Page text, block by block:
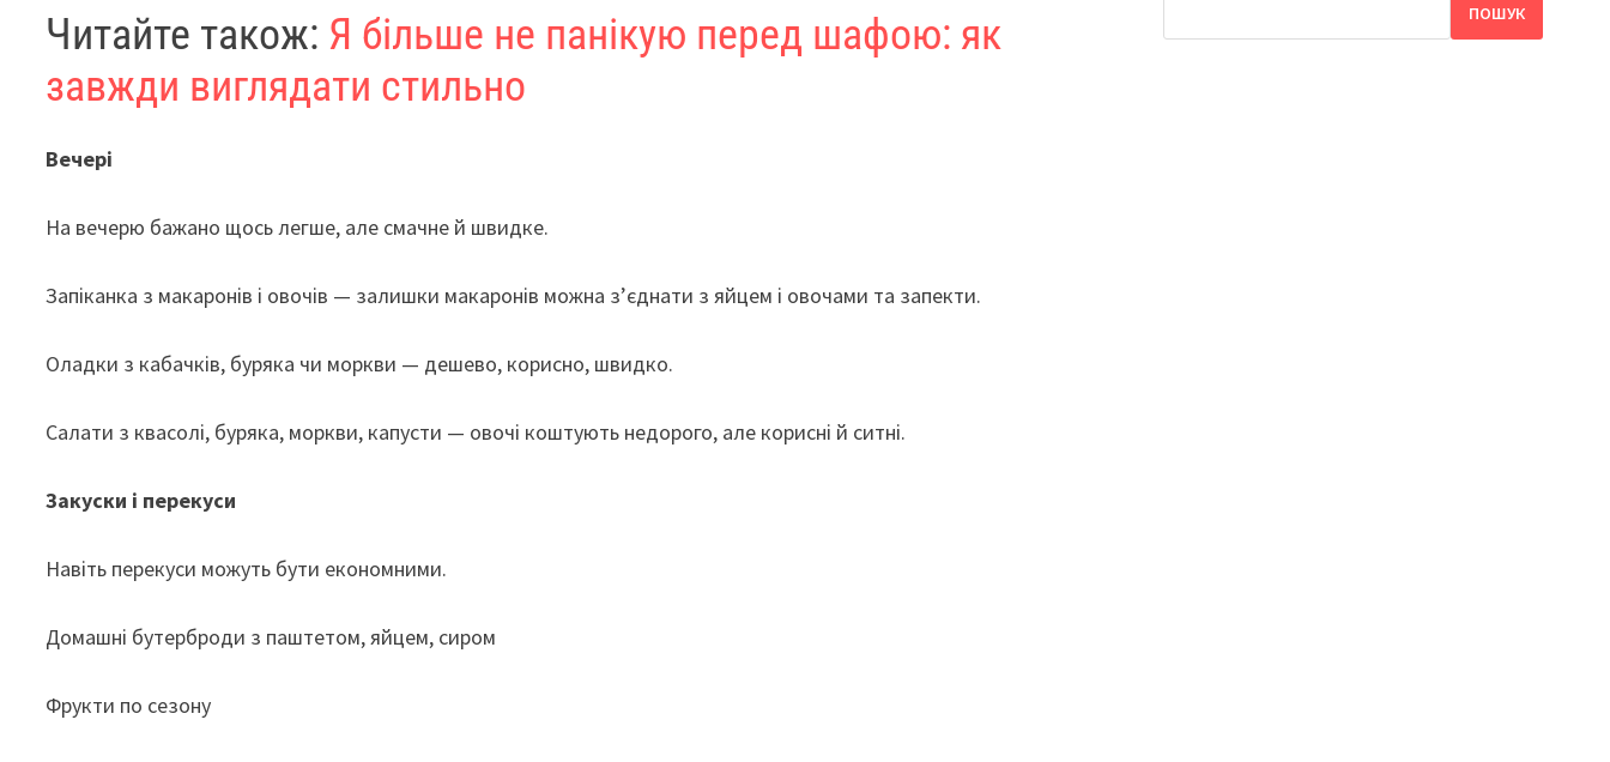
Читайте також: Я більше не панікую перед шафою: як
завжди виглядати стильно
Вечері
На вечерю бажано щось легше, але смачне й швидке.
Запіканка з макаронів і овочів — залишки макаронів можна з’єднати з яйцем і овочами та запекти.
Оладки з кабачків, буряка чи моркви — дешево, корисно, швидко.
Салати з квасолі, буряка, моркви, капусти — овочі коштують недорого, але корисні й ситні.
Закуски і перекуси
Навіть перекуси можуть бути економними.
Домашні бутерброди з паштетом, яйцем, сиром
Фрукти по сезону
ПОШУК